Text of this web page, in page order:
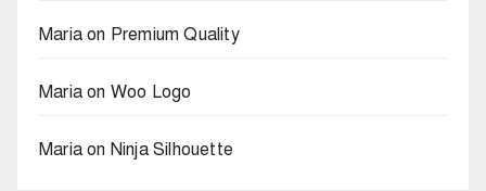
Maria on Premium Quality
Maria on Woo Logo
Maria on Ninja Silhouette